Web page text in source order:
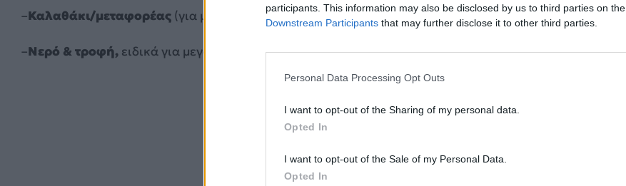
participants. This information may also be disclosed by us to third parties on the
Downstream Participants that may further disclose it to other third parties.
Personal Data Processing Opt Outs
I want to opt-out of the Sharing of my personal data.
Opted In
I want to opt-out of the Sale of my Personal Data.
Opted In
–Καλαθάκι/μεταφορέας (για μικρόσωμα σκυλιά – σε κάποιες εταιρείες είναι υποχρεωτικό).
–Νερό & τροφή, ειδικά για μεγάλης διάρκειας ταξίδι.